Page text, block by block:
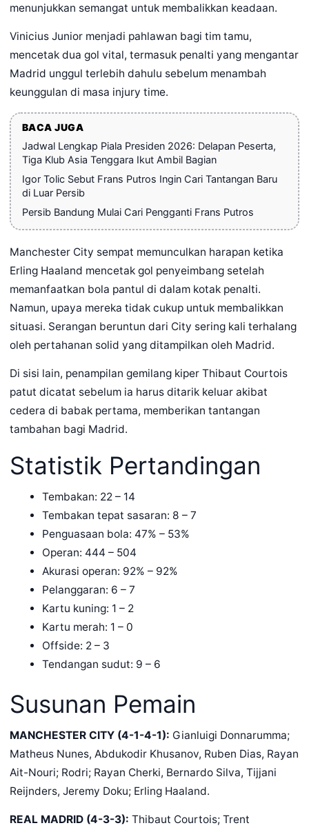
menunjukkan semangat untuk membalikkan keadaan.
Vinicius Junior menjadi pahlawan bagi tim tamu,
mencetak dua gol vital, termasuk penalti yang mengantar
Madrid unggul terlebih dahulu sebelum menambah
keunggulan di masa injury time.
BACA JUGA
Jadwal Lengkap Piala Presiden 2026: Delapan Peserta,
Tiga Klub Asia Tenggara Ikut Ambil Bagian
Igor Tolic Sebut Frans Putros Ingin Cari Tantangan Baru
di Luar Persib
Persib Bandung Mulai Cari Pengganti Frans Putros
Manchester City sempat memunculkan harapan ketika
Erling Haaland mencetak gol penyeimbang setelah
memanfaatkan bola pantul di dalam kotak penalti.
Namun, upaya mereka tidak cukup untuk membalikkan
situasi. Serangan beruntun dari City sering kali terhalang
oleh pertahanan solid yang ditampilkan oleh Madrid.
Di sisi lain, penampilan gemilang kiper Thibaut Courtois
patut dicatat sebelum ia harus ditarik keluar akibat
cedera di babak pertama, memberikan tantangan
tambahan bagi Madrid.
Statistik Pertandingan
Tembakan: 22 – 14
Tembakan tepat sasaran: 8 – 7
Penguasaan bola: 47% – 53%
Operan: 444 – 504
Akurasi operan: 92% – 92%
Pelanggaran: 6 – 7
Kartu kuning: 1 – 2
Kartu merah: 1 – 0
Offside: 2 – 3
Tendangan sudut: 9 – 6
Susunan Pemain
MANCHESTER CITY (4-1-4-1): Gianluigi Donnarumma;
Matheus Nunes, Abdukodir Khusanov, Ruben Dias, Rayan
Ait-Nouri; Rodri; Rayan Cherki, Bernardo Silva, Tijjani
Reijnders, Jeremy Doku; Erling Haaland.
REAL MADRID (4-3-3): Thibaut Courtois; Trent